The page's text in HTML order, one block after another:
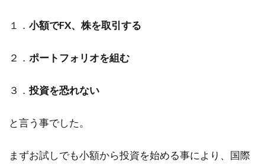
１． 小額でFX、株を取引する
２． ポートフォリオを組む
３． 投資を恐れない
と言う事でした。
まずお試しでも小額から投資を始める事により、国際